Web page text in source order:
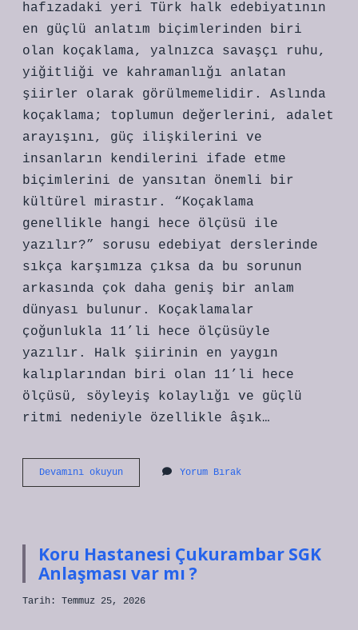
hafızadaki yeri Türk halk edebiyatının
en güçlü anlatım biçimlerinden biri
olan koçaklama, yalnızca savaşçı ruhu,
yiğitliği ve kahramanlığı anlatan
şiirler olarak görülmemelidir. Aslında
koçaklama; toplumun değerlerini, adalet
arayışını, güç ilişkilerini ve
insanların kendilerini ifade etme
biçimlerini de yansıtan önemli bir
kültürel mirastır. “Koçaklama
genellikle hangi hece ölçüsü ile
yazılır?” sorusu edebiyat derslerinde
sıkça karşımıza çıksa da bu sorunun
arkasında çok daha geniş bir anlam
dünyası bulunur. Koçaklamalar
çoğunlukla 11’li hece ölçüsüyle
yazılır. Halk şiirinin en yaygın
kalıplarından biri olan 11’li hece
ölçüsü, söyleyiş kolaylığı ve güçlü
ritmi nedeniyle özellikle âşık…
Devamını okuyunKoçaklama
genellikle
yazılır
?
Yorum Bırak
Koru Hastanesi Çukurambar SGK
Anlaşması var mı ?
Tarih: Temmuz 25, 2026